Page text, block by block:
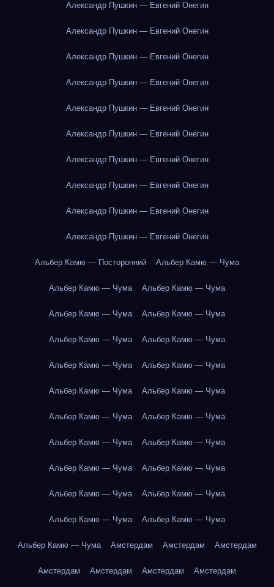
Александр Пушкин — Евгений Онегин
Александр Пушкин — Евгений Онегин
Александр Пушкин — Евгений Онегин
Александр Пушкин — Евгений Онегин
Александр Пушкин — Евгений Онегин
Александр Пушкин — Евгений Онегин
Александр Пушкин — Евгений Онегин
Александр Пушкин — Евгений Онегин
Александр Пушкин — Евгений Онегин
Александр Пушкин — Евгений Онегин
Альбер Камю — Посторонний Альбер Камю — Чума
Альбер Камю — Чума Альбер Камю — Чума
Альбер Камю — Чума Альбер Камю — Чума
Альбер Камю — Чума Альбер Камю — Чума
Альбер Камю — Чума Альбер Камю — Чума
Альбер Камю — Чума Альбер Камю — Чума
Альбер Камю — Чума Альбер Камю — Чума
Альбер Камю — Чума Альбер Камю — Чума
Альбер Камю — Чума Альбер Камю — Чума
Альбер Камю — Чума Альбер Камю — Чума
Альбер Камю — Чума Альбер Камю — Чума
Альбер Камю — Чума Амстердам Амстердам Амстердам
Амстердам Амстердам Амстердам Амстердам